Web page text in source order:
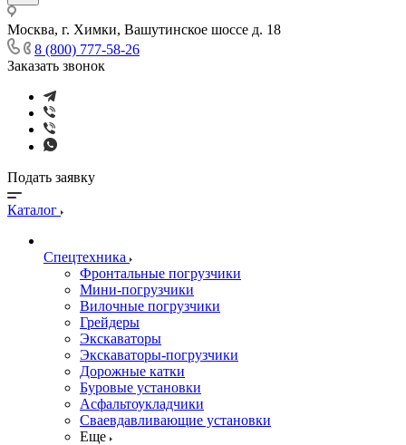
Москва, г. Химки, Вашутинское шоссе д. 18
8 (800) 777-58-26
Заказать звонок
Подать заявку
Каталог
Спецтехника
Фронтальные погрузчики
Мини-погрузчики
Вилочные погрузчики
Грейдеры
Экскаваторы
Экскаваторы-погрузчики
Дорожные катки
Буровые установки
Асфальтоукладчики
Сваевдавливающие установки
Еще